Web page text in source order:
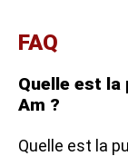
FAQ
Quelle est la
Am ?
Quelle est la